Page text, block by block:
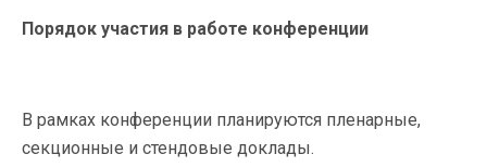
Порядок участия в работе конференции
В рамках конференции планируются пленарные,
секционные и стендовые доклады.